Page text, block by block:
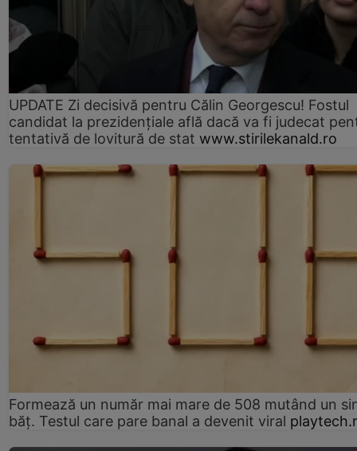
UPDATE Zi decisivă pentru Călin Georgescu! Fostul
candidat la prezidențiale află dacă va fi judecat
tentativă de lovitură de stat www.stirilekanald.ro
Formează un număr mai mare de 508 mutând un
băț. Testul care pare banal a devenit viral